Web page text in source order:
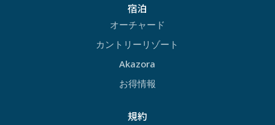
宿泊
オーチャード
カントリーリゾート
Akazora
お得情報
規約